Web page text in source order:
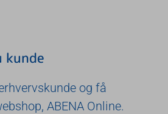
kunde
og få
ABENA Online.